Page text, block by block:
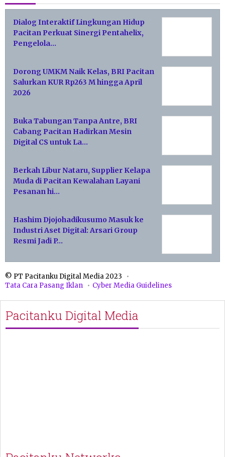
Dialog Interaktif Lingkungan Hidup
Pacitan Perkuat Sinergi Pentahelix,
Pengelola…
Dorong UMKM Naik Kelas, BRI Pacitan
Salurkan KUR Rp263 M hingga April
2026
Buka Tabungan Tanpa Antre, BRI
Cabang Pacitan Hadirkan Mesin
Digital CS untuk La…
Berkah Libur Nataru, Supplier Kelapa
Muda di Pacitan Kewalahan Layani
Pesanan hi…
Hashim Djojohadikusumo Masuk ke
Industri Aset Digital: Arsari Group
Resmi Jadi P…
© PT Pacitanku Digital Media 2023
Tata Cara Pasang Iklan
Cyber Media Guidelines
Pacitanku Digital Media